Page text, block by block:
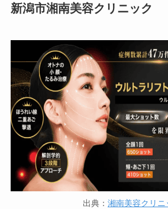
新潟市湘南美容クリニック
出典： 湘南美容クリニ